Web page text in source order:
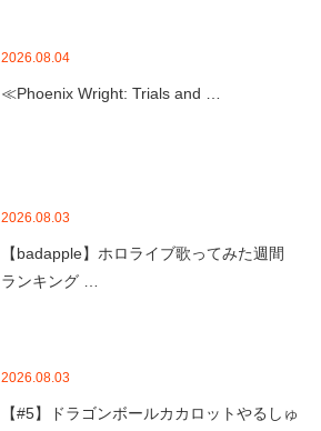
2026.08.04
≪Phoenix Wright: Trials and …
2026.08.03
【badapple】ホロライブ歌ってみた週間
ランキング …
2026.08.03
【#5】ドラゴンボールカカロットやるしゅ